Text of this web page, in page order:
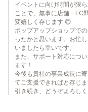
イベントに向け時間が限
ことで、無事に店舗 - EC
変嬉しく存じます 😊
ポップアップショップで
ったかと思います。お忙
いましたら幸いです。
また、サポート対応につ
ます！
今後も貴社の事業成長に
てご支援できればと存じま
引き続き、どうぞよろし